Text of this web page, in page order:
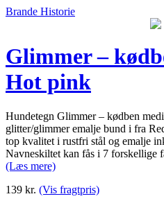
Brande Historie
Glimmer –
Hot pink
Hundetegn Glimmer – kødben
glitter/glimmer emalje bund i fra
top kvalitet i rustfri stål og emalje
Navneskiltet kan fås i 7 forskellige
(Læs mere)
139 kr. (Vis fragtpris)